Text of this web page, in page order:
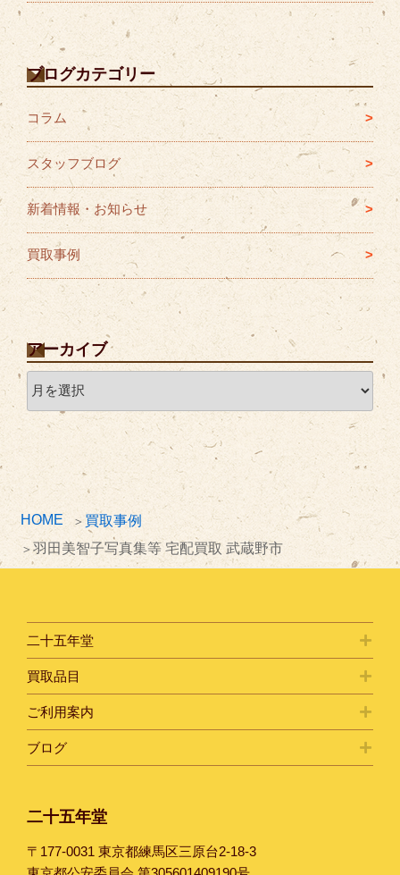
HOME
買取事例
羽田美智子写真集等 宅配買取 武蔵野市
ブログカテゴリー
コラム
スタッフブログ
新着情報・お知らせ
買取事例
アーカイブ
ー
カ
ブ
二十五年堂
買取品目
ご利用案内
ブログ
二十五年堂
〒177-0031 東京都練馬区三原台2-18-3